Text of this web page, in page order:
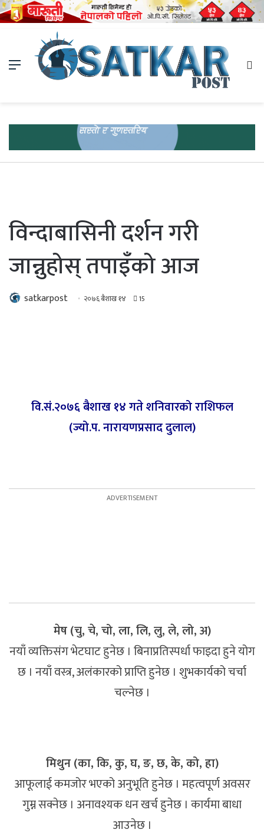
Menu
विन्दाबासिनी दर्शन गरी
जान्नुहोस् तपाइँको आज
satkarpost २०७६ बैशाख १४ 15
वि.सं.२०७६ बैशाख १४ गते शनिवारको राशिफल
(ज्यो.प. नारायणप्रसाद दुलाल)
मेष (चु, चे, चो, ला, लि, लु, ले, लो, अ)
नयाँ व्यक्तिसंग भेटघाट हुनेछ । बिनाप्रतिस्पर्धा फाइदा हुने योग
छ । नयाँ वस्त्र, अलंकारको प्राप्ति हुनेछ । शुभकार्यको चर्चा
चल्नेछ ।
मिथुन (का, कि, कु, घ, ङ, छ, के, को, हा)
आफूलाई कमजोर भएको अनुभूति हुनेछ । महत्वपूर्ण अवसर
गुम्न सक्नेछ । अनावश्यक धन खर्च हुनेछ । कार्यमा बाधा
आउनेछ ।